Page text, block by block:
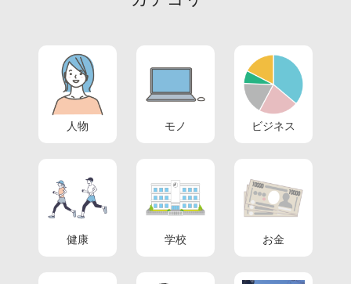
人物 モノ ビジネス
健康 学校 お金